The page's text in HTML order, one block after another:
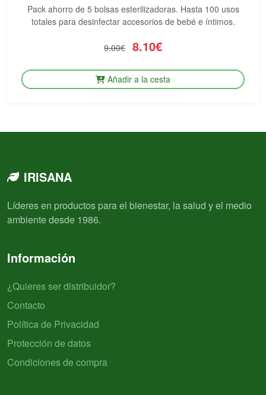
Pack ahorro de 5 bolsas esterilizadoras. Hasta 100 usos
totales para desinfectar accesorios de bebé e íntimos.
9.00€ 8.10€
Añadir a la cesta
IRISANA
Líderes en productos para el bienestar, la salud y el medio
ambiente desde 1986.
Información
¿Quieres ser distribuidor?
Contacto
Política de Privacidad
Protección de datos
Condiciones de compra